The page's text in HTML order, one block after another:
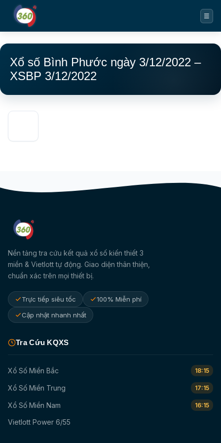
☰
Xổ số Bình Phước ngày 3/12/2022 –
XSBP 3/12/2022
Nền tảng tra cứu kết quả xổ số kiến thiết 3
miền & Vietlott tự động. Giao diện thân thiện,
chuẩn xác trên mọi thiết bị.
Trực tiếp siêu tốc
100% Miễn phí
Cập nhật nhanh nhất
Tra Cứu KQXS
Xổ Số Miền Bắc 18:15
Xổ Số Miền Trung 17:15
Xổ Số Miền Nam 16:15
Vietlott Power 6/55